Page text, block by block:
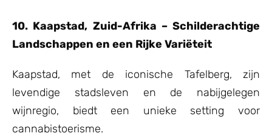
10. Kaapstad, Zuid-Afrika – Schilderachtige
Landschappen en een Rijke Variëteit
Kaapstad, met de iconische Tafelberg, zijn
levendige stadsleven en de nabijgelegen
wijnregio, biedt een unieke setting voor
cannabistoerisme.